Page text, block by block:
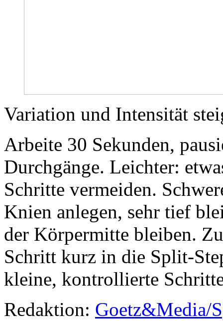
Variation und Intensität
Arbeite 30 Sekunden,
Durchgänge. Leichter:
Schritte vermeiden.
Knien anlegen, sehr tief
der Körpermitte bleiben.
Schritt kurz in die Split-
kleine, kontrollierte
Redaktion: Goetz&Media/